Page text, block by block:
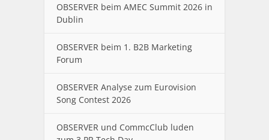
OBSERVER beim AMEC Summit 2026 in
Dublin
OBSERVER beim 1. B2B Marketing
Forum
OBSERVER Analyse zum Eurovision
Song Contest 2026
OBSERVER und CommcClub luden